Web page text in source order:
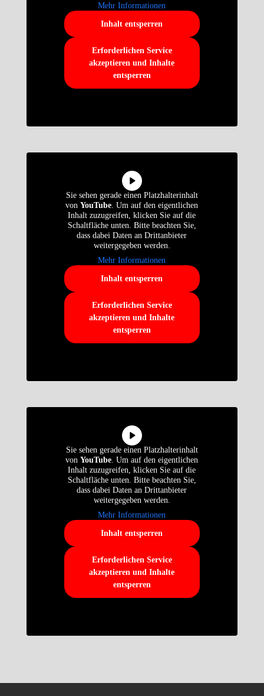
Mehr Informationen
Inhalt entsperren
Erforderlichen Service
akzeptieren und Inhalte
entsperren
Sie sehen gerade einen Platzhalterinhalt
vonYouTube . Um auf den eigentlichen
Inhalt zuzugreifen, klicken Sie auf die
Schaltfläche unten. Bitte beachten Sie,
dass dabei Daten an Drittanbieter
weitergegeben werden.
Mehr Informationen
Inhalt entsperren
Erforderlichen Service
akzeptieren und Inhalte
entsperren
Sie sehen gerade einen Platzhalterinhalt
vonYouTube . Um auf den eigentlichen
Inhalt zuzugreifen, klicken Sie auf die
Schaltfläche unten. Bitte beachten Sie,
dass dabei Daten an Drittanbieter
weitergegeben werden.
Mehr Informationen
Inhalt entsperren
Erforderlichen Service
akzeptieren und Inhalte
entsperren